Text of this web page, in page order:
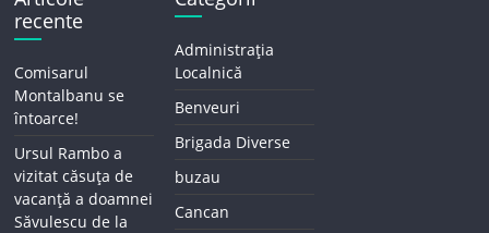
recente
Comisarul
Montalbanu se
întoarce!
Ursul Rambo a
vizitat căsuța de
vacanță a doamnei
Săvulescu de la
Administrația
Localnică
Benveuri
Brigada Diverse
buzau
Cancan